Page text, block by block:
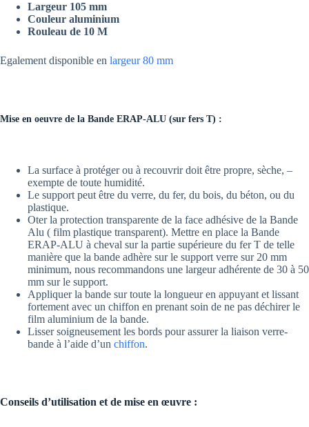
Largeur 105 mm
Couleur aluminium
Rouleau de 10 M
Egalement disponible en largeur 80 mm
Mise en oeuvre de la Bande ERAP-ALU (sur fers T) :
La surface à protéger ou à recouvrir doit être propre, sèche, –
exempte de toute humidité.
Le support peut être du verre, du fer, du bois, du béton, ou du
plastique.
Oter la protection transparente de la face adhésive de la Bande
Alu ( film plastique transparent). Mettre en place la Bande
ERAP-ALU à cheval sur la partie supérieure du fer T de telle
manière que la bande adhère sur le support verre sur 20 mm
minimum, nous recommandons une largeur adhérente de 30 à 50
mm sur le support.
Appliquer la bande sur toute la longueur en appuyant et lissant
fortement avec un chiffon en prenant soin de ne pas déchirer le
film aluminium de la bande.
Lisser soigneusement les bords pour assurer la liaison verre-
bande à l’aide d’un chiffon.
Conseils d’utilisation et de mise en œuvre :